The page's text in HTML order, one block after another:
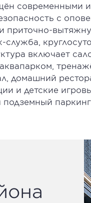
современными
с
приточно-
включает
домашний
и детские
паркинг